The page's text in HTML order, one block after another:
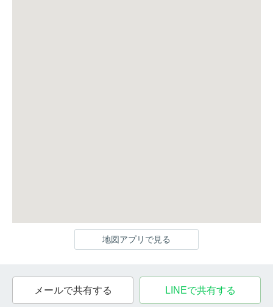
地図アプリで見る
メールで共有する LINEで共有する